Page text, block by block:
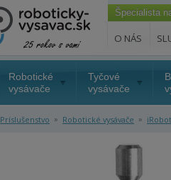
Špecialista
O NÁS
Robotické
vysávače
Tyčové
vysávače
Príslušenstvo » Robotické vysávače » iRobot